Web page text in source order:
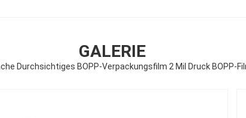
GALERIE
Durchsichtiges BOPP-Verpackungsfilm 2 Mil Druck BOPP-